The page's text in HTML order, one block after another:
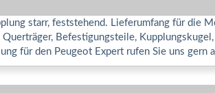
starr, feststehend. Lieferumfang für die
Befestigungsteile, Kupplungskugel,
für den Peugeot Expert rufen Sie uns gern